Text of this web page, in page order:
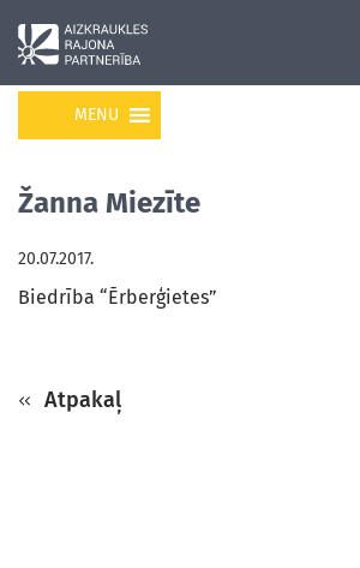
MENU
Žanna Miezīte
20.07.2017.
Biedrība “Ērberģietes”
Atpakaļ